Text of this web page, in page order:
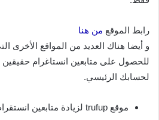
رابط الموقع من هنا
و أيضا هناك العديد من المواقع الأخرى
للحصول على متابعين انستاغرام
لحسابك الرئيسي.
موقع trufup لزيادة متابعين انستقرام 2024 مجانا :